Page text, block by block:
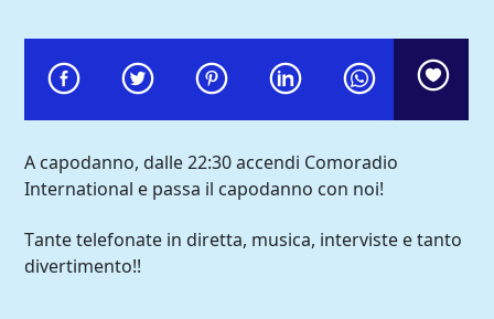
Titolo
Artista
A capodanno, dalle 22:30 accendi Comoradio
International e passa il capodanno con noi!
Tante telefonate in diretta, musica, interviste e tanto
divertimento!!